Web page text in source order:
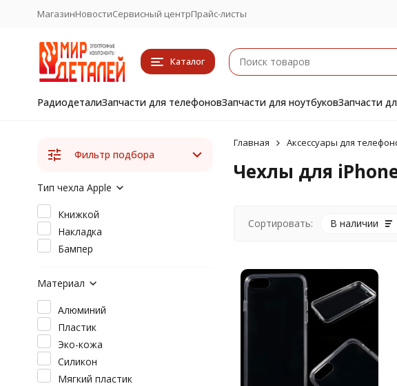
МагазинНовостиСервисный центрПрайс-листы
Каталог
РадиодеталиЗапчасти для телефоновЗапчасти для ноутбуковЗапчасти
Главная Аксессуары для
Чехлы для
Сортировать: В наличии
Фильтр подбора
Тип чехла Apple
Книжкой
Накладка
Бампер
Материал
Алюминий
Пластик
Эко-кожа
Силикон
Мягкий пластик